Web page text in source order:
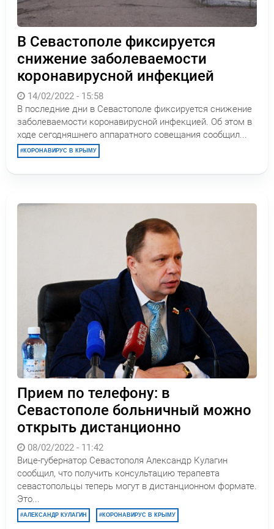
В Севастополе фиксируется
снижение заболеваемости
коронавирусной инфекцией
14/02/2022 - 15:58
В последние дни в Севастополе фиксируется снижение
заболеваемости коронавирусной инфекцией. Об этом в
ходе сегодняшнего аппаратного совещания сообщил...
КОРОНАВИРУС В КРЫМУ
Прием по телефону: в
Севастополе больничный можно
открыть дистанционно
08/02/2022 - 11:42
Вице-губернатор Севастополя Александр Кулагин
сообщил, что получить консультацию терапевта
севастопольцы теперь могут в дистанционном формате.
Это...
АЛЕКСАНДР КУЛАГИН КОРОНАВИРУС В КРЫМУ